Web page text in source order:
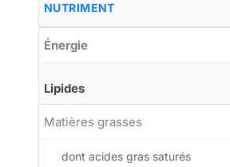
NUTRIMENT
Énergie
Lipides
Matières grasses
dont acides gras saturés